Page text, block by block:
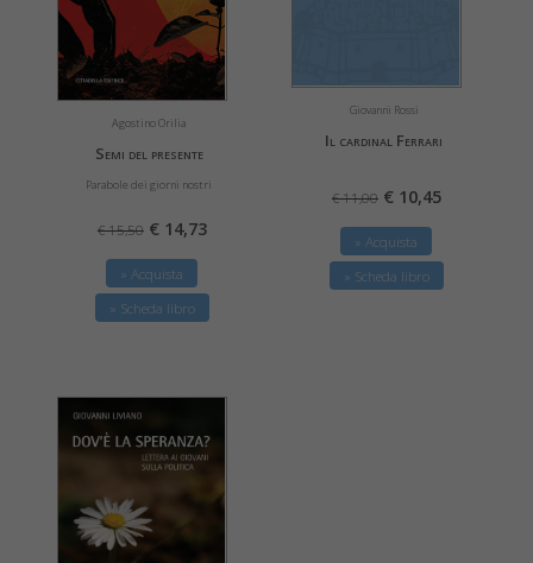
Agostino Orilia
Semi del presente
Parabole dei giorni nostri
€ 15,50 € 14,73
» Acquista
» Scheda libro
Giovanni Rossi
Il cardinal Ferrari
€ 11,00 € 10,45
» Acquista
» Scheda libro